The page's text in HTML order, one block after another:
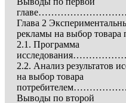
Глава 2
рекламы на выбор товара
2.1. Программа
2.2. Анализ результатов
на выбор товара
Выводы по второй